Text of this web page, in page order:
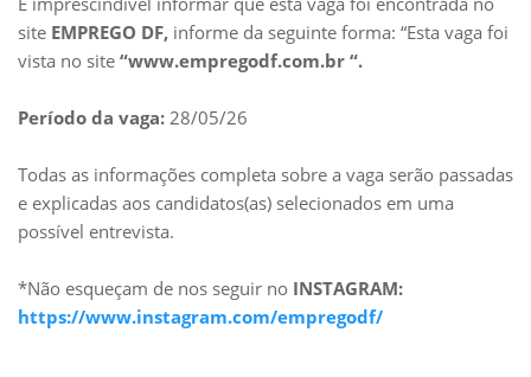
site EMPREGO DF, informe da seguinte forma: “Esta vaga foi
vista no site “www.empregodf.com.br “.
Período da vaga: 28/05/26
Todas as informações completa sobre a vaga serão passadas
e explicadas aos candidatos(as) selecionados em uma
possível entrevista.
*Não esqueçam de nos seguir no INSTAGRAM:
https://www.instagram.com/empregodf/